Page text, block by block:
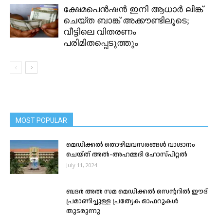
ക്ഷേമപെൻഷൻ ഇനി ആധാർ ലിങ്ക്
ചെയ്ത ബാങ്ക് അക്കൗണ്ടിലൂടെ;
വീട്ടിലെ വിതരണം
പരിമിതപ്പെടുത്തും
MOST POPULAR
മെഡിക്കൽ തൊഴിലവസരങ്ങൾ വാഗ്ദാനം
ചെയ്ത് അൽ-അഹമ്മദി ഹോസ്പിറ്റൽ
July 11, 2024
ബദർ അൽ സമ മെഡിക്കൽ സെൻ്ററിൽ ഈദ്
പ്രമാണിച്ചുള്ള പ്രത്യേക ഓഫറുകൾ
തുടരുന്നു